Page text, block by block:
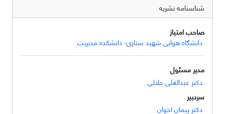
شناسنامه نشریه
صاحب امتیاز
دانشگاه هوایی شهید ستاری- دانشکده مدیریت
مدیر مسئول
دکتر عبدالعلی جلالی
سردبیر
دکتر پیمان اخوان